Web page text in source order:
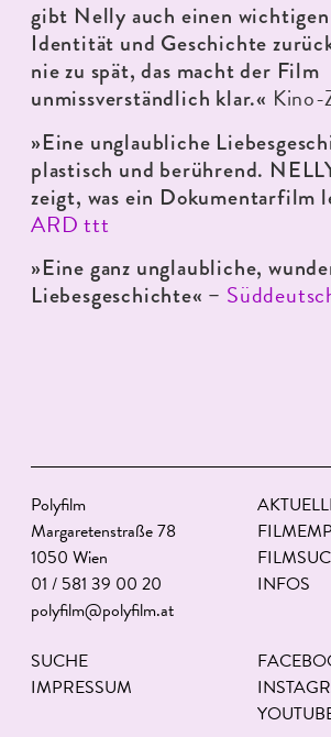
gibt Nelly auch einen
Identität und Geschichte
nie zu spät, das macht der Film
unmissverständlich klar.«
»Eine unglaubliche
plastisch und berührend.
zeigt, was ein Dokumentarfilm
ARD ttt
»Eine ganz unglaubliche,
Liebesgeschichte« –
Polyfilm
Margaretenstraße 78
1050 Wien
01 / 581 39 00 20
polyfilm@polyfilm.at
INFOS
SUCHE
IMPRESSUM